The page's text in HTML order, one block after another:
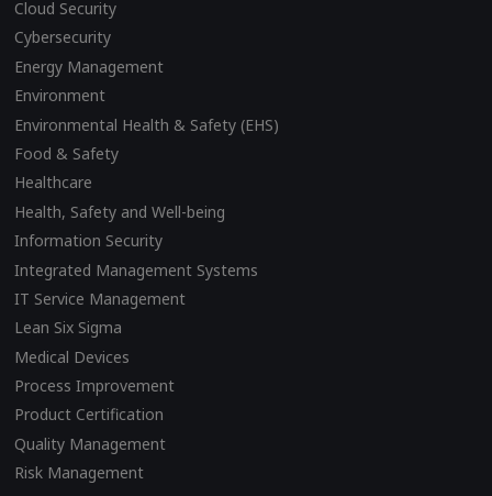
Cloud Security
Cybersecurity
Energy Management
Environment
Environmental Health & Safety (EHS)
Food & Safety
Healthcare
Health, Safety and Well-being
Information Security
Integrated Management Systems
IT Service Management
Lean Six Sigma
Medical Devices
Process Improvement
Product Certification
Quality Management
Risk Management